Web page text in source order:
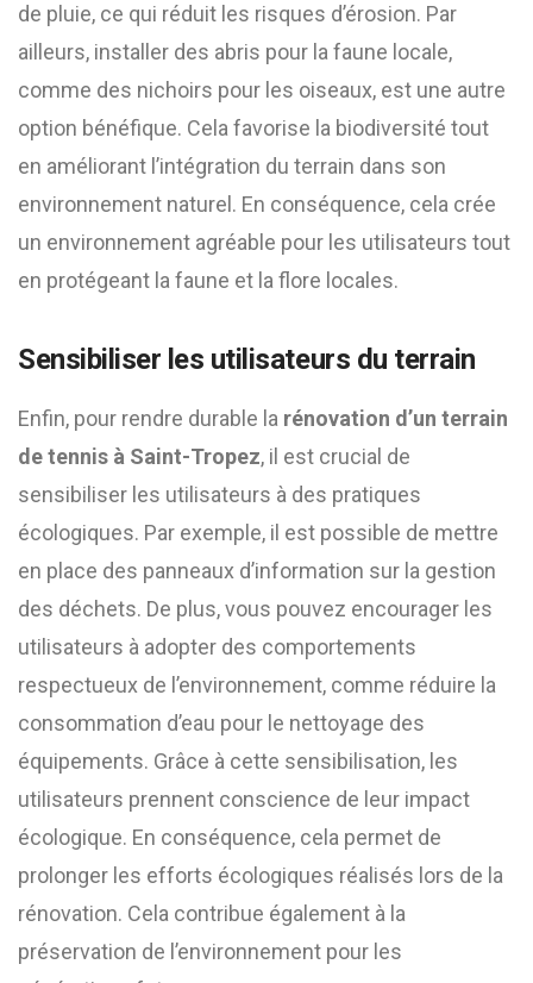
de pluie, ce qui réduit les risques d’érosion. Par
ailleurs, installer des abris pour la faune locale,
comme des nichoirs pour les oiseaux, est une autre
option bénéfique. Cela favorise la biodiversité tout
en améliorant l’intégration du terrain dans son
environnement naturel. En conséquence, cela crée
un environnement agréable pour les utilisateurs tout
en protégeant la faune et la flore locales.
Sensibiliser les utilisateurs du terrain
Enfin, pour rendre durable la rénovation d’un terrain
de tennis à Saint-Tropez, il est crucial de
sensibiliser les utilisateurs à des pratiques
écologiques. Par exemple, il est possible de mettre
en place des panneaux d’information sur la gestion
des déchets. De plus, vous pouvez encourager les
utilisateurs à adopter des comportements
respectueux de l’environnement, comme réduire la
consommation d’eau pour le nettoyage des
équipements. Grâce à cette sensibilisation, les
utilisateurs prennent conscience de leur impact
écologique. En conséquence, cela permet de
prolonger les efforts écologiques réalisés lors de la
rénovation. Cela contribue également à la
préservation de l’environnement pour les